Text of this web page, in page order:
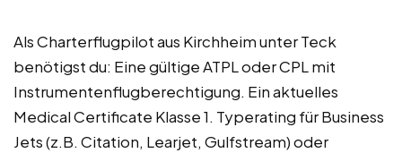
Als Charterflugpilot aus Kirchheim unter Teck
benötigst du: Eine gültige ATPL oder CPL mit
Instrumentenflugberechtigung. Ein aktuelles
Medical Certificate Klasse 1. Typerating für Business
Jets (z.B. Citation, Learjet, Gulfstream) oder